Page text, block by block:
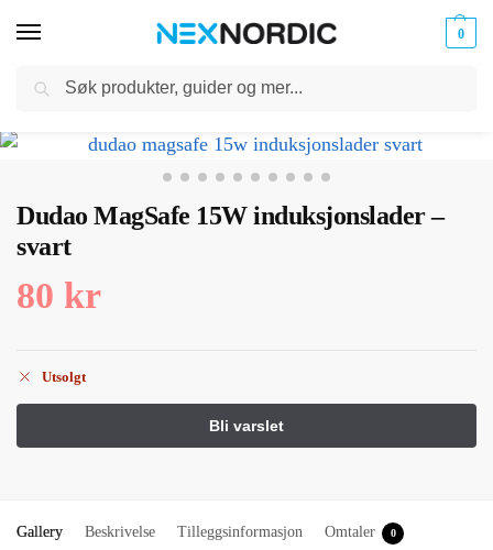
0
til
Kabler
Dudao MagSafe 15W induksjonslader –
svart
80 kr
Utsolgt
Gallery Beskrivelse Tilleggsinformasjon Omtaler 0